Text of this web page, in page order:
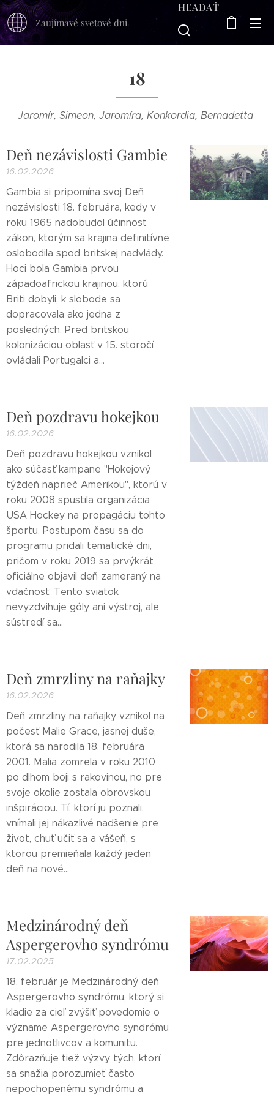
Zaujímavé svetové dni
HĽADAŤ
18
Jaromír, Simeon, Jaromíra, Konkordia, Bernadetta
Deň nezávislosti Gambie
16.02.2026
Gambia si pripomína svoj Deň
nezávislosti 18. februára, kedy v
roku 1965 nadobudol účinnosť
zákon, ktorým sa krajina definitívne
oslobodila spod britskej nadvlády.
Hoci bola Gambia prvou
západoafrickou krajinou, ktorú
Briti dobyli, k slobode sa
dopracovala ako jedna z
posledných. Pred britskou
kolonizáciou oblasť v 15. storočí
ovládali Portugalci a...
Deň pozdravu hokejkou
16.02.2026
Deň pozdravu hokejkou vznikol
ako súčasť kampane "Hokejový
týždeň naprieč Amerikou", ktorú v
roku 2008 spustila organizácia
USA Hockey na propagáciu tohto
športu. Postupom času sa do
programu pridali tematické dni,
pričom v roku 2019 sa prvýkrát
oficiálne objavil deň zameraný na
vďačnosť. Tento sviatok
nevyzdvihuje góly ani výstroj, ale
sústredí sa...
Deň zmrzliny na raňajky
16.02.2026
Deň zmrzliny na raňajky vznikol na
počesť Malie Grace, jasnej duše,
ktorá sa narodila 18. februára
2001. Malia zomrela v roku 2010
po dlhom boji s rakovinou, no pre
svoje okolie zostala obrovskou
inšpiráciou. Tí, ktorí ju poznali,
vnímali jej nákazlivé nadšenie pre
život, chuť učiť sa a vášeň, s
ktorou premieňala každý jeden
deň na nové...
Medzinárodný deň
Aspergerovho syndrómu
17.02.2025
18. február je Medzinárodný deň
Aspergerovho syndrómu, ktorý si
kladie za cieľ zvýšiť povedomie o
význame Aspergerovho syndrómu
pre jednotlivcov a komunitu.
Zdôrazňuje tiež výzvy tých, ktorí
sa snažia porozumieť často
nepochopenému syndrómu a